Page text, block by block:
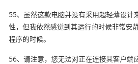
55、虽然这款电脑并没有采用超轻薄设计
性，但我依然感觉到其运行的时候非常安
程序的时候。
56、请注意，您无法对正在连接其客户端